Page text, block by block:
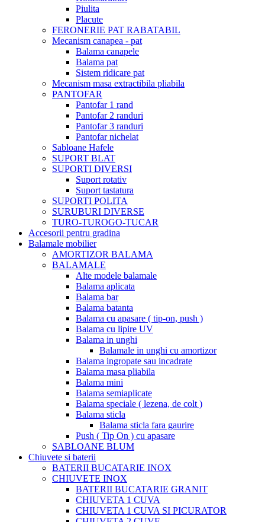
Piulita
Placute
FERONERIE PAT RABATABIL
Mecanism canapea - pat
Balama canapele
Balama pat
Sistem ridicare pat
Mecanism masa extractibila pliabila
PANTOFAR
Pantofar 1 rand
Pantofar 2 randuri
Pantofar 3 randuri
Pantofar nichelat
Sabloane Hafele
SUPORT BLAT
SUPORTI DIVERSI
Suport rotativ
Suport tastatura
SUPORTI POLITA
SURUBURI DIVERSE
TURO-TUROGO-TUCAR
Accesorii pentru gradina
Balamale mobilier
AMORTIZOR BALAMA
BALAMALE
Alte modele balamale
Balama aplicata
Balama bar
Balama batanta
Balama cu apasare ( tip-on, push )
Balama cu lipire UV
Balama in unghi
Balamale in unghi cu amortizor
Balama ingropate sau incadrate
Balama masa pliabila
Balama mini
Balama semiaplicate
Balama speciale ( lezena, de colt )
Balama sticla
Balama sticla fara gaurire
Push ( Tip On ) cu apasare
SABLOANE BLUM
Chiuvete si baterii
BATERII BUCATARIE INOX
CHIUVETE INOX
BATERII BUCATARIE GRANIT
CHIUVETA 1 CUVA
CHIUVETA 1 CUVA SI PICURATOR